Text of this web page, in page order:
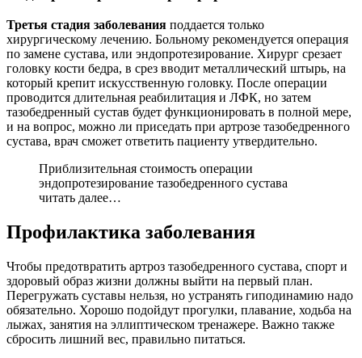
Третья стадия заболевания поддается только
хирургическому лечению. Больному рекомендуется операция
по замене сустава, или эндопротезирование. Хирург срезает
головку кости бедра, в срез вводит металлический штырь, на
который крепит искусственную головку. После операции
проводится длительная реабилитация и ЛФК, но затем
тазобедренный сустав будет функционировать в полной мере,
и на вопрос, можно ли приседать при артрозе тазобедренного
сустава, врач сможет ответить пациенту утвердительно.
Приблизительная стоимость операции
эндопротезирование тазобедренного сустава
читать далее…
Профилактика заболевания
Чтобы предотвратить артроз тазобедренного сустава, спорт и
здоровый образ жизни должны выйти на первый план.
Перегружать суставы нельзя, но устранять гиподинамию надо
обязательно. Хорошо подойдут прогулки, плавание, ходьба на
лыжах, занятия на эллиптическом тренажере. Важно также
сбросить лишний вес, правильно питаться.